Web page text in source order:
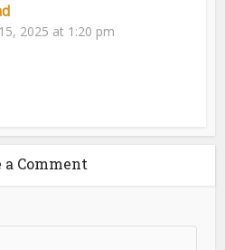
2025 at 1:20 pm
a Comment